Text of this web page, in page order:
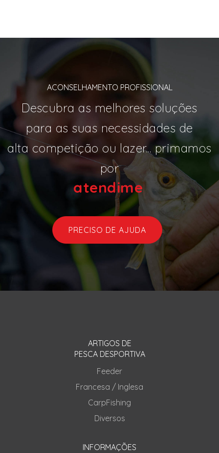
ACONSELHAMENTO PROFISSIONAL
Descubra as melhores soluções
para as suas necessidades de
alta competição ou lazer... primamos
por
aten|
PRECISO DE AJUDA
ARTIGOS DE
PESCA DESPORTIVA
Feeder
Francesa / Inglesa
CarpFishing
Diversos
INFORMAÇÕES